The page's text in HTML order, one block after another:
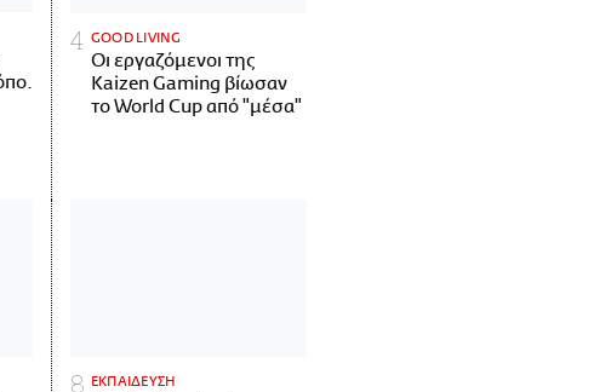
GOOD LIVING
Οι εργαζόμενοι της
Kaizen Gaming βίωσαν
το World Cup από "μέσα"
ΕΚΠΑΙΔΕΥΣΗ